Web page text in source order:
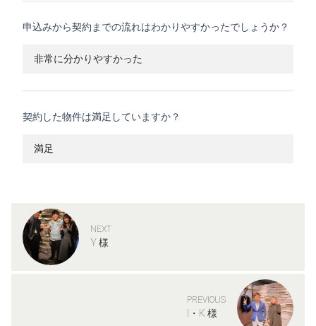
申込みから契約までの流れはわかりやすかったでしょうか？
非常に分かりやすかった
契約した物件は満足していますか？
満足
NEXT
Y 様
PREVIOUS
I・K 様